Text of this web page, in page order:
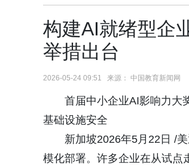
构建AI就绪型企
举措出台
2026-05-24 09:51 来源： 中国教育新闻网
首届中小企业AI影响力大
基础设施安全
新加坡2026年5月22日 /
模化部署。许多企业在从试点